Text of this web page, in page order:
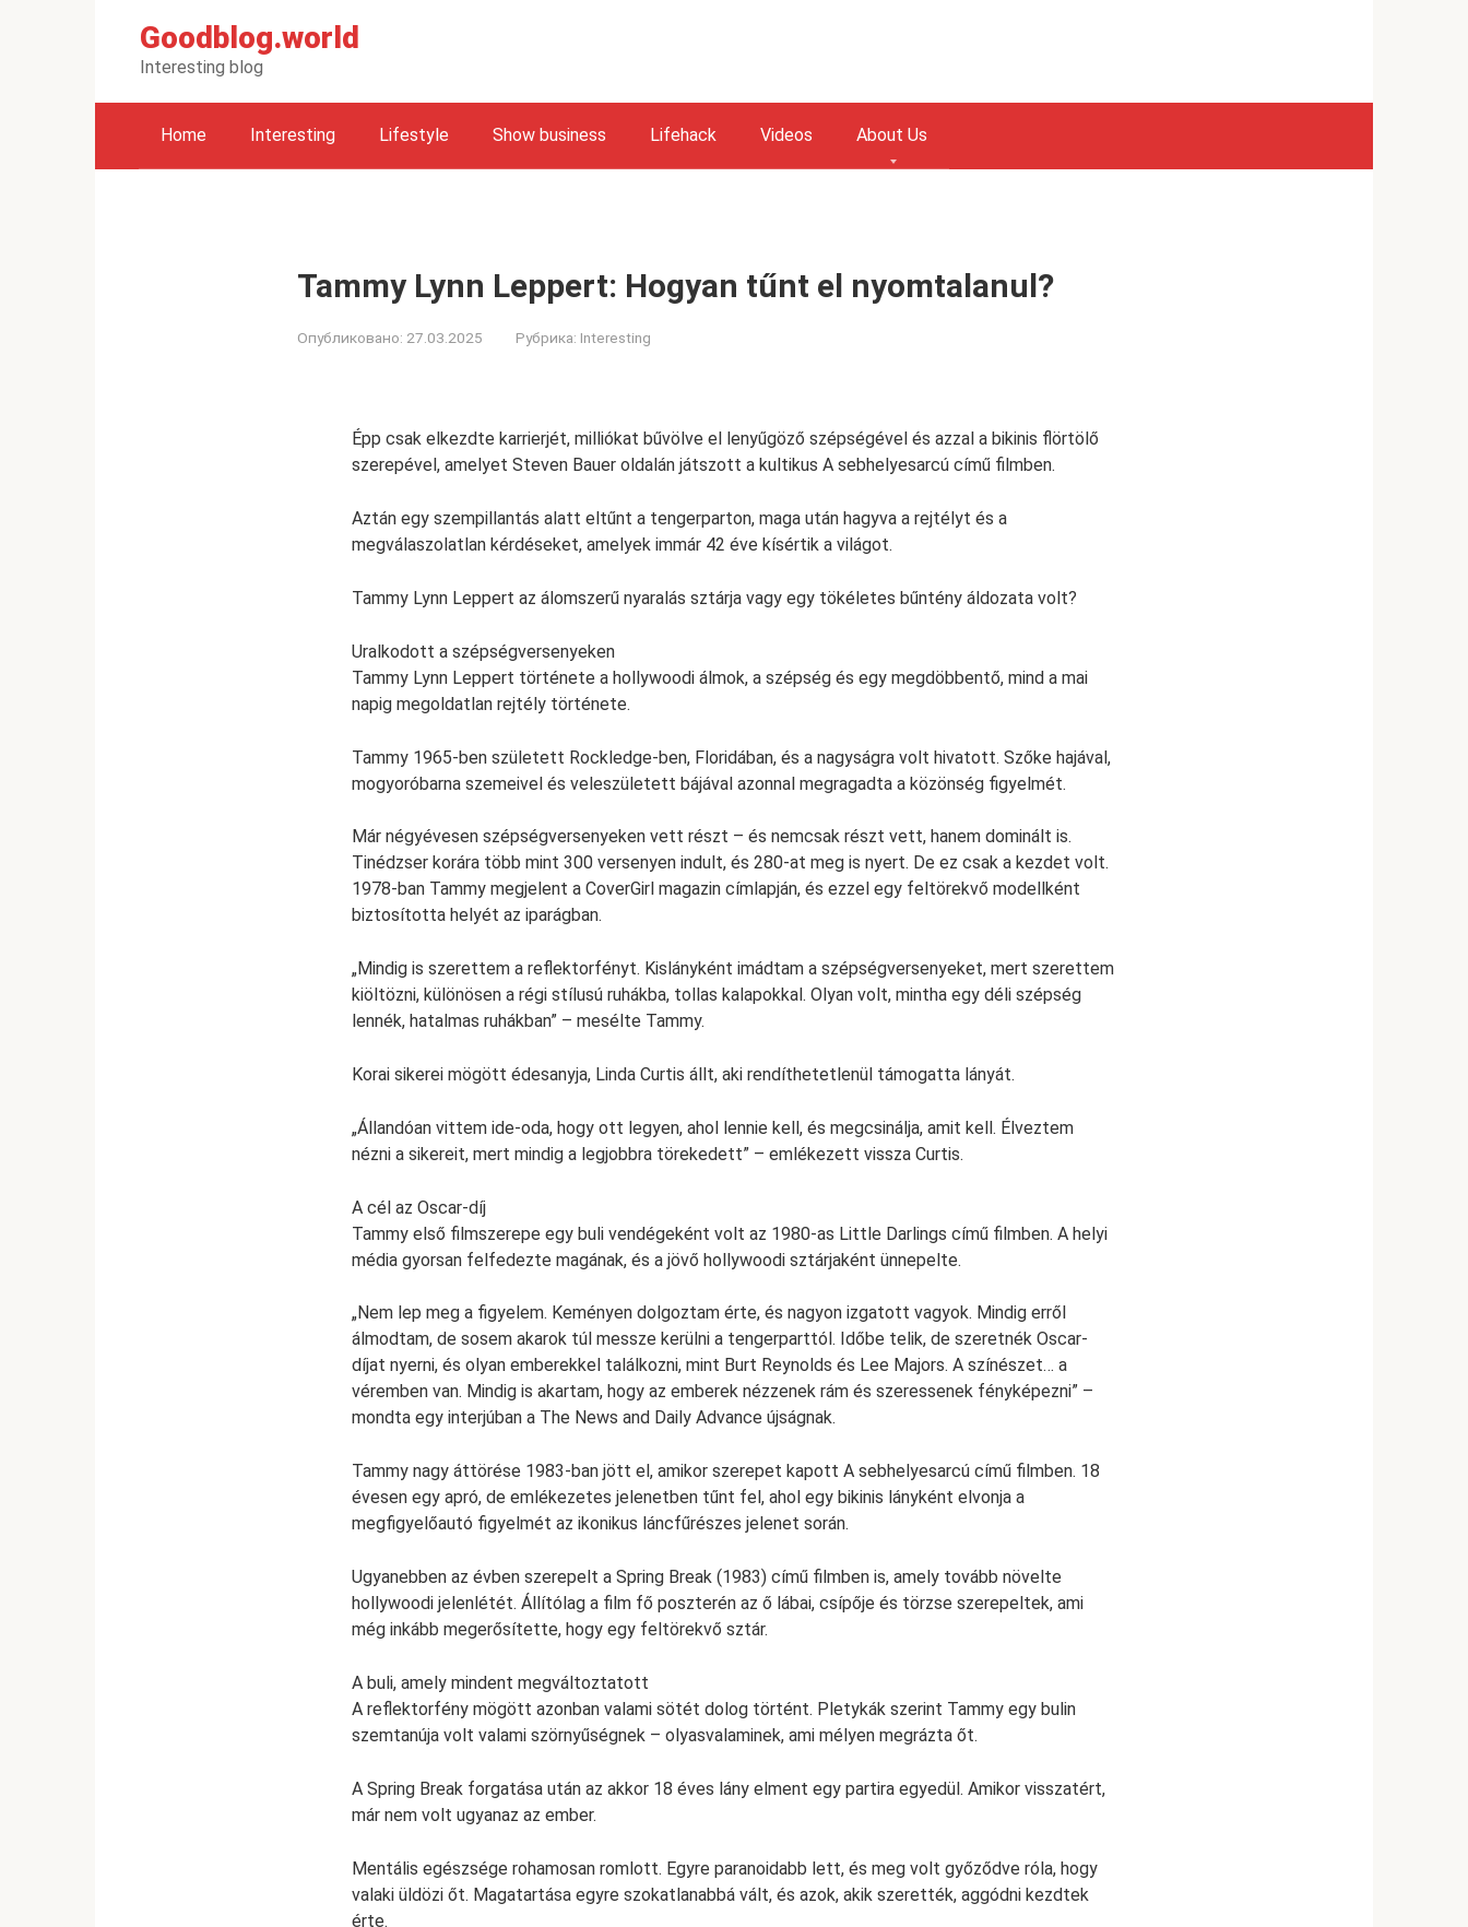
Goodblog.world
Interesting blog
Home Interesting Lifestyle Show business Lifehack Videos About Us
Tammy Lynn Leppert: Hogyan tűnt el nyomtalanul?
Опубликовано: 27.03.2025 Рубрика: Interesting
Épp csak elkezdte karrierjét, milliókat bűvölve el lenyűgöző szépségével és azzal a bikinis flörtölő
szerepével, amelyet Steven Bauer oldalán játszott a kultikus A sebhelyesarcú című filmben.
Aztán egy szempillantás alatt eltűnt a tengerparton, maga után hagyva a rejtélyt és a
megválaszolatlan kérdéseket, amelyek immár 42 éve kísértik a világot.
Tammy Lynn Leppert az álomszerű nyaralás sztárja vagy egy tökéletes bűntény áldozata volt?
Uralkodott a szépségversenyeken
Tammy Lynn Leppert története a hollywoodi álmok, a szépség és egy megdöbbentő, mind a mai
napig megoldatlan rejtély története.
Tammy 1965-ben született Rockledge-ben, Floridában, és a nagyságra volt hivatott. Szőke hajával,
mogyoróbarna szemeivel és veleszületett bájával azonnal megragadta a közönség figyelmét.
Már négyévesen szépségversenyeken vett részt – és nemcsak részt vett, hanem dominált is.
Tinédzser korára több mint 300 versenyen indult, és 280-at meg is nyert. De ez csak a kezdet volt.
1978-ban Tammy megjelent a CoverGirl magazin címlapján, és ezzel egy feltörekvő modellként
biztosította helyét az iparágban.
„Mindig is szerettem a reflektorfényt. Kislányként imádtam a szépségversenyeket, mert szerettem
kiöltözni, különösen a régi stílusú ruhákba, tollas kalapokkal. Olyan volt, mintha egy déli szépség
lennék, hatalmas ruhákban” – mesélte Tammy.
Korai sikerei mögött édesanyja, Linda Curtis állt, aki rendíthetetlenül támogatta lányát.
„Állandóan vittem ide-oda, hogy ott legyen, ahol lennie kell, és megcsinálja, amit kell. Élveztem
nézni a sikereit, mert mindig a legjobbra törekedett” – emlékezett vissza Curtis.
A cél az Oscar-díj
Tammy első filmszerepe egy buli vendégeként volt az 1980-as Little Darlings című filmben. A helyi
média gyorsan felfedezte magának, és a jövő hollywoodi sztárjaként ünnepelte.
„Nem lep meg a figyelem. Keményen dolgoztam érte, és nagyon izgatott vagyok. Mindig erről
álmodtam, de sosem akarok túl messze kerülni a tengerparttól. Időbe telik, de szeretnék Oscar-
díjat nyerni, és olyan emberekkel találkozni, mint Burt Reynolds és Lee Majors. A színészet… a
véremben van. Mindig is akartam, hogy az emberek nézzenek rám és szeressenek fényképezni” –
mondta egy interjúban a The News and Daily Advance újságnak.
Tammy nagy áttörése 1983-ban jött el, amikor szerepet kapott A sebhelyesarcú című filmben. 18
évesen egy apró, de emlékezetes jelenetben tűnt fel, ahol egy bikinis lányként elvonja a
megfigyelőautó figyelmét az ikonikus láncfűrészes jelenet során.
Ugyanebben az évben szerepelt a Spring Break (1983) című filmben is, amely tovább növelte
hollywoodi jelenlétét. Állítólag a film fő poszterén az ő lábai, csípője és törzse szerepeltek, ami
még inkább megerősítette, hogy egy feltörekvő sztár.
A buli, amely mindent megváltoztatott
A reflektorfény mögött azonban valami sötét dolog történt. Pletykák szerint Tammy egy bulin
szemtanúja volt valami szörnyűségnek – olyasvalaminek, ami mélyen megrázta őt.
A Spring Break forgatása után az akkor 18 éves lány elment egy partira egyedül. Amikor visszatért,
már nem volt ugyanaz az ember.
Mentális egészsége rohamosan romlott. Egyre paranoidabb lett, és meg volt győződve róla, hogy
valaki üldözi őt. Magatartása egyre szokatlanabbá vált, és azok, akik szerették, aggódni kezdtek
érte.